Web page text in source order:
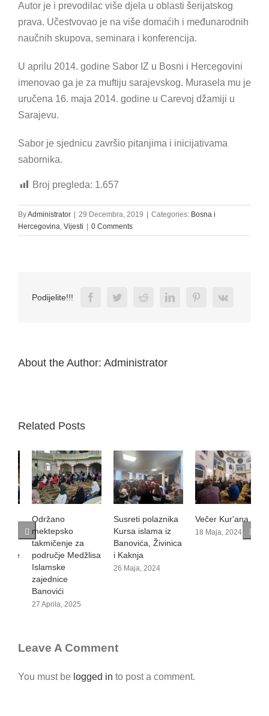
Autor je i prevodilac više djela u oblasti šerijatskog
prava. Učestvovao je na više domaćih i međunarodnih
naučnih skupova, seminara i konferencija.
U aprilu 2014. godine Sabor IZ u Bosni i Hercegovini
imenovao ga je za muftiju sarajevskog. Murasela mu je
uručena 16. maja 2014. godine u Carevoj džamiji u
Sarajevu.
Sabor je sjednicu završio pitanjima i inicijativama
sabornika.
Broj pregleda: 1.657
ByAdministrator 29 Decembra, 2019 Categories: Bosna i
Hercegovina, Vijesti 0 Comments
Podijelite!!! FacebookTwitterRedditLinkedInPinterestVk
About the Author: Administrator
Related Posts
Održano
mektepsko
takmičenje za
područje Medžlisa
Islamske
zajednice
Banovići
27 Aprila, 2025
Susreti polaznika
Kursa islama iz
Banovića, Živinica
i Kaknja
26 Maja, 2024
Večer Kur'ana
18 Maja, 2024
Leave A Comment
You must be logged in to post a comment.